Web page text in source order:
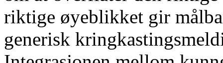
riktige øyeblikket gir
generisk